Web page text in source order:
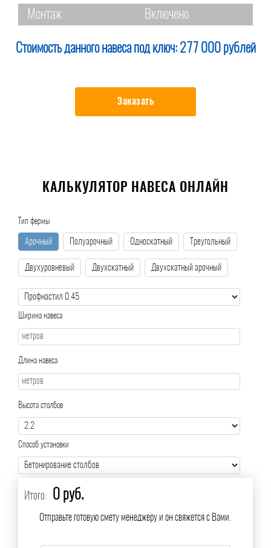
Монтаж
Включено
Стоимость данного навеса под ключ: 277 000 рублей
Заказать
КАЛЬКУЛЯТОР НАВЕСА ОНЛАЙН
Тип фермы
Арочный Полуарочный Односкатный Треугольный
Двухуровневый Двухскатный Двухскатный арочный
Ширина навеса
Длина навеса
Высота столбов
Способ установки
Итого: 0 руб.
Отправьте готовую смету менеджеру и он свяжется с Вами.